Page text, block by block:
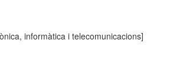
informàtica i telecomunicacions]